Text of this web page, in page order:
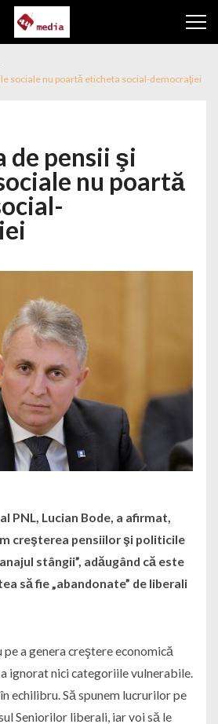
sociale nu poartă eticheta social-democraţiei
de pensii şi
nu poartă
PNL, Lucian Bode, a afirmat,
creşterea pensiilor şi politicile
stângii”, adăugând că este
să fie „abandonate” de liberali
pe a genera creştere economică
ignorat nici categoriile vulnerabile.
echilibru. Să spunem lucrurilor pe
Seniorilor liberali, iar voi să le